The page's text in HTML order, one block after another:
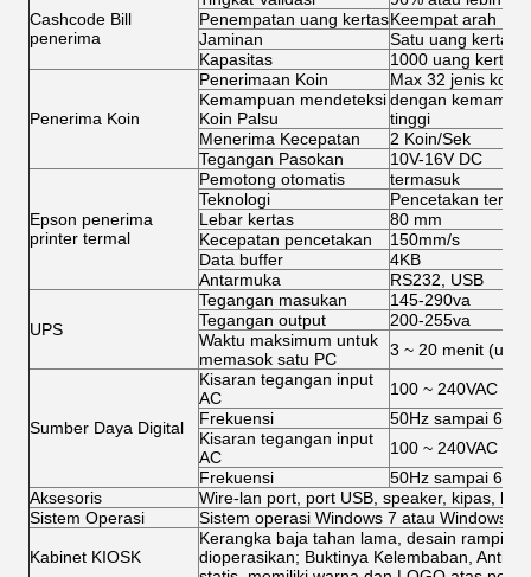
Cashcode Bill
penerima
Penempatan uang kertasKeempat arah
Jaminan
Satu uang kertas
Kapasitas
1000 uang kertas
Penerima Koin
Penerimaan Koin
Max 32 jenis
Kemampuan mendeteksi
Koin Palsu
dengan
tinggi
Menerima Kecepatan
2 Koin/Sek
Tegangan Pasokan
10V-16V DC
Epson penerima
printer termal
Pemotong otomatis
termasuk
Teknologi
Pencetakan termal
Lebar kertas
80 mm
Kecepatan pencetakan
150mm/s
Data buffer
4KB
Antarmuka
RS232, USB
UPS
Tegangan masukan
145-290va
Tegangan output
200-255va
Waktu maksimum untuk
memasok satu PC
3 ~ 20 menit
Sumber Daya Digital
Kisaran tegangan input
AC
100 ~ 240VAC
Frekuensi
50Hz sampai 60Hz
Kisaran tegangan input
AC
100 ~ 240VAC
Frekuensi
50Hz sampai 60Hz
Aksesoris
Wire-lan port, port USB, speaker, kipas,
Sistem Operasi
Sistem operasi Windows 7 atau Windows
Kabinet KIOSK
Kerangka baja tahan lama, desain
dioperasikan; Buktinya Kelembaban,